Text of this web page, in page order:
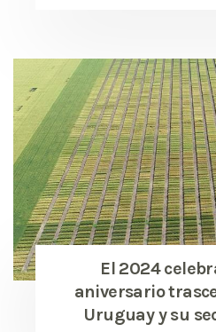
El 2024
aniversario
Uruguay y su